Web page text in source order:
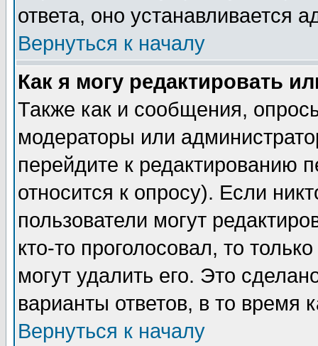
ответа, оно устанавливается
Вернуться к началу
Как я могу редактировать
Также как и сообщения,
модераторы или
перейдите к редактированию
относится к опросу). Если
пользователи могут
кто-то проголосовал, то
могут удалить его. Это
варианты ответов, в то время
Вернуться к началу